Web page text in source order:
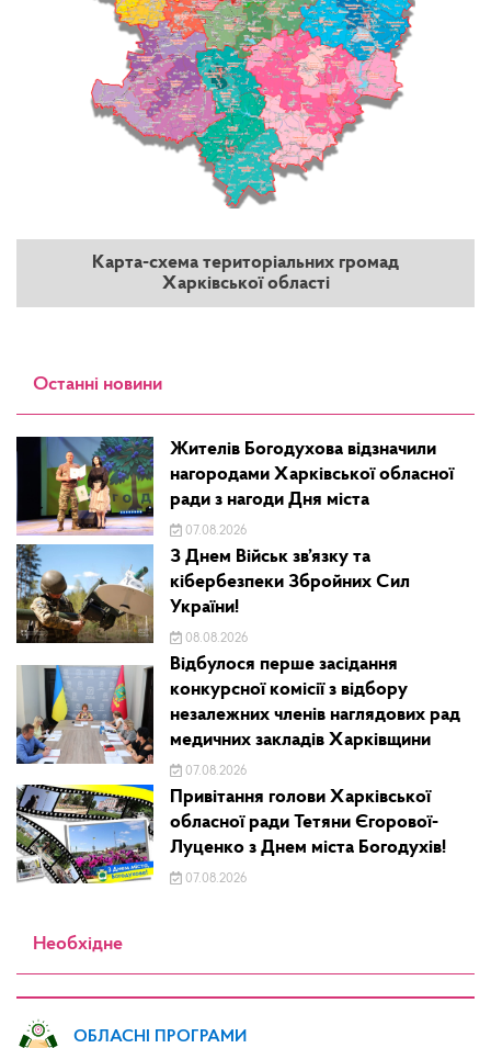
Карта-схема територіальних громад
Харківської області
Останні новини
Жителів Богодухова відзначили
нагородами Харківської обласної
ради з нагоди Дня міста
07.08.2026
З Днем Військ зв’язку та
кібербезпеки Збройних Сил
України!
08.08.2026
Відбулося перше засідання
конкурсної комісії з відбору
незалежних членів наглядових рад
медичних закладів Харківщини
07.08.2026
Привітання голови Харківської
обласної ради Тетяни Єгорової-
Луценко з Днем міста Богодухів!
07.08.2026
Необхідне
ОБЛАСНІ ПРОГРАМИ